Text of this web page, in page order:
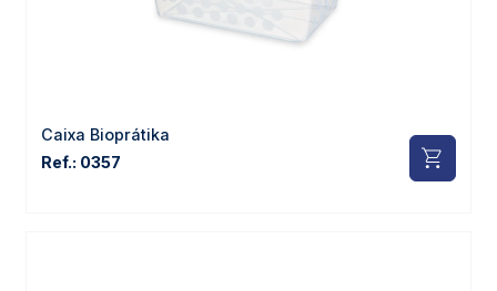
Caixa Bioprátika
Ref.: 0357